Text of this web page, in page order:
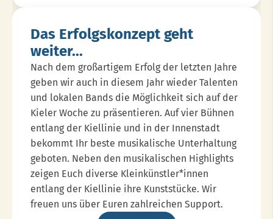
Das Erfolgskonzept geht
weiter...
Nach dem großartigem Erfolg der letzten Jahre
geben wir auch in diesem Jahr wieder Talenten
und lokalen Bands die Möglichkeit sich auf der
Kieler Woche zu präsentieren. Auf vier Bühnen
entlang der Kiellinie und in der Innenstadt
bekommt Ihr beste musikalische Unterhaltung
geboten. Neben den musikalischen Highlights
zeigen Euch diverse Kleinkünstler*innen
entlang der Kiellinie ihre Kunststücke. Wir
freuen uns über Euren zahlreichen Support.